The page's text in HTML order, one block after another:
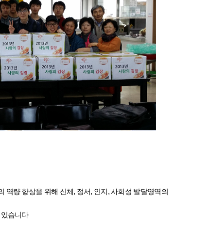
역량 향상을 위해 신체, 정서, 인지, 사회성 발달영역의
습니다